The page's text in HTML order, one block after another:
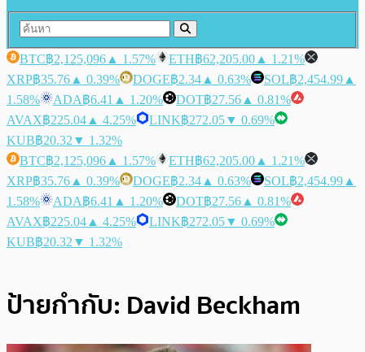
BTC฿2,125,096 ▲ 1.57% ETH฿62,205.00 ▲ 1.21%
XRP฿35.76 ▲ 0.39% DOGE฿2.34 ▲ 0.63% SOL฿2,454.99 ▲
1.58%
ADA฿6.41 ▲ 1.20% DOT฿27.56 ▲ 0.81%
AVAX฿225.04 ▲ 4.25% LINK฿272.05▼ 0.69%
KUB฿20.32 ▼ 1.32%
BTC฿2,125,096 ▲ 1.57% ETH฿62,205.00 ▲ 1.21%
XRP฿35.76 ▲ 0.39% DOGE฿2.34 ▲ 0.63% SOL฿2,454.99 ▲
1.58%
ADA฿6.41 ▲ 1.20% DOT฿27.56 ▲ 0.81%
AVAX฿225.04 ▲ 4.25% LINK฿272.05▼ 0.69%
KUB฿20.32 ▼ 1.32%
ป้ายกำกับ: David Beckham